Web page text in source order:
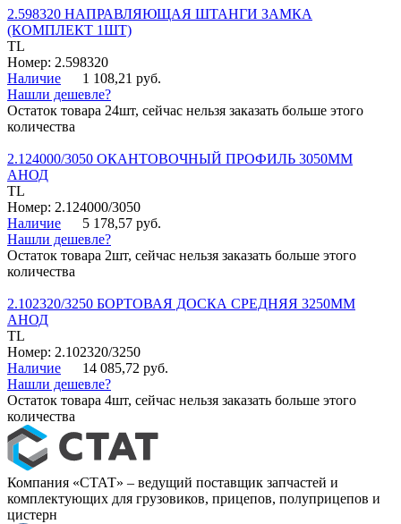
2.598320 НАПРАВЛЯЮЩАЯ ШТАНГИ ЗАМКА
(КОМПЛЕКТ 1ШТ)
TL
Номер: 2.598320
Наличие
1 108,21 руб.
Нашли дешевле?
Остаток товара 24шт, сейчас нельзя заказать больше этого
количества
2.124000/3050 ОКАНТОВОЧНЫЙ ПРОФИЛЬ 3050ММ
АНОД
TL
Номер: 2.124000/3050
Наличие
5 178,57 руб.
Нашли дешевле?
Остаток товара 2шт, сейчас нельзя заказать больше этого
количества
2.102320/3250 БОРТОВАЯ ДОСКА СРЕДНЯЯ 3250ММ
АНОД
TL
Номер: 2.102320/3250
Наличие
14 085,72 руб.
Нашли дешевле?
Остаток товара 4шт, сейчас нельзя заказать больше этого
количества
Компания «СТАТ» – ведущий поставщик запчастей и
комплектующих для грузовиков, прицепов, полуприцепов и
цистерн